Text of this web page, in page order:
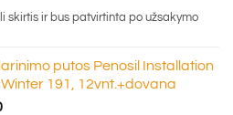
price
skirtis ir bus patvirtinta po užsakymo
putos Penosil Installation
191, 12vnt.+dovana
Current